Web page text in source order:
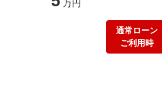
万円
通常ローン
ご利用時